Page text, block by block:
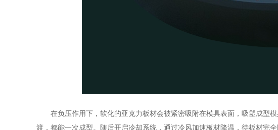
在负压作用下，软化的亚克力板材会被紧密吸附在模具表面，吸塑成型模
渡，都能一次成型。随后开启冷却系统，通过冷风加速板材降温，待板材完